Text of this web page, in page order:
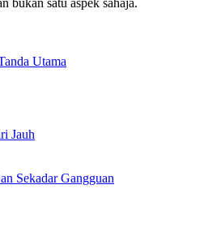
Utama
Jauh
Sekadar Gangguan